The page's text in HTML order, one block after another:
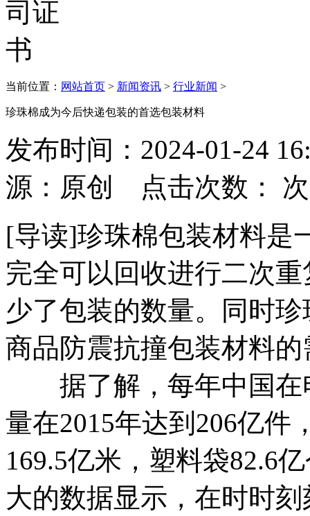
当前位置： 网站首页 > 新闻资讯 > 行业新闻 >
珍珠棉成为今后快递包装的首选包装材料
发布时间：2024-01-24
源：原创 点击次数：
次
[导读]珍珠棉包装材料是
完全可以回收进行二次
少了包装的数量。同时
商品防震抗撞包装材料的
据了解，每年中国在
量在2015年达到206亿件
169.5亿米，塑料袋82.6
大的数据显示，在时时